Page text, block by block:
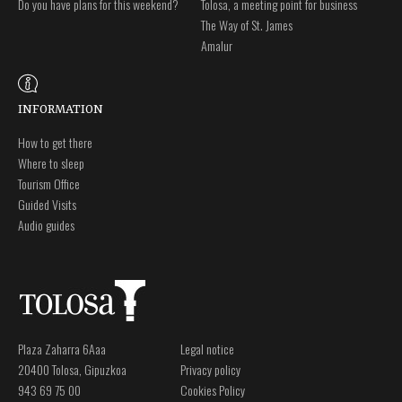
Do you have plans for this weekend?
Tolosa, a meeting point for business
The Way of St. James
Amalur
INFORMATION
How to get there
Where to sleep
Tourism Office
Guided Visits
Audio guides
Plaza Zaharra 6Aaa
20400 Tolosa, Gipuzkoa
943 69 75 00
Legal notice
Privacy policy
Cookies Policy